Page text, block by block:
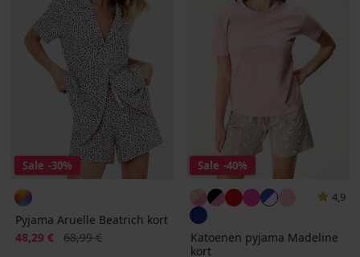
Sale -30%
Pyjama Aruelle Beatrich kort
Korting
48,29 € Oorspronkelijke prijs
68,99 €
Sale -40%
4,9
Katoenen pyjama Madeline
kort